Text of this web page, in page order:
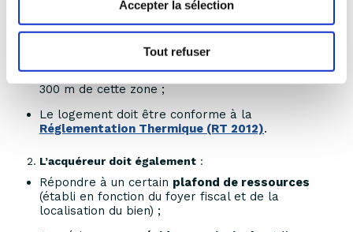
Accepter la sélection
Tout refuser
Êtreneufou enVEFA(vente en état futur
d’achèvement) ;
zone ANRU(Agence Nationale pour
la Rénovation Urbaine) ou dans un périmètre de
300 m de cette zone ;
Le logement doit être conforme à la
Réglementation Thermique (RT 2012).
L’acquéreur doit également :
Répondre à un certain plafond de ressources
(établi en fonction du foyer fiscal et de la
localisation du bien) ;